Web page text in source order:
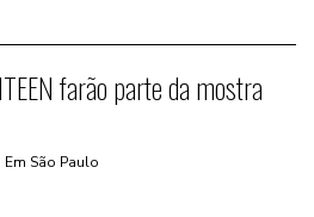
farão parte da mostra
· Em São Paulo